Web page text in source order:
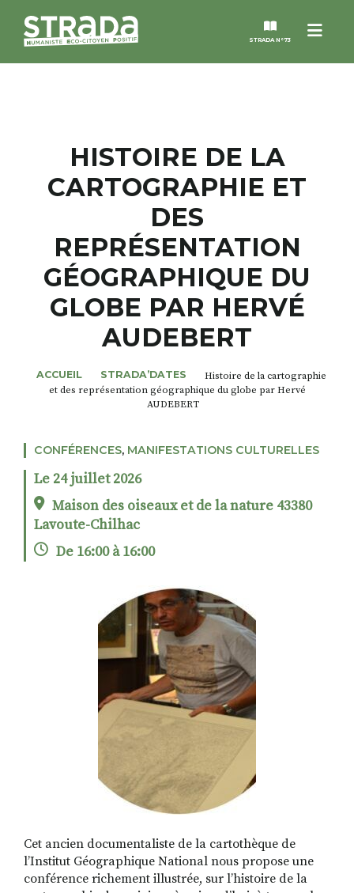
Menu
STRADA N°73
MAGAZINES
NOS THÈMES
STRADA’DATES
ALTER STRADA
ROSÉE DE MAI
HISTOIRE DE LA
CARTOGRAPHIE ET
DES
REPRÉSENTATION
GÉOGRAPHIQUE DU
GLOBE PAR HERVÉ
AUDEBERT
ACCUEIL STRADA’DATES
Histoire de la cartographie
et des représentation géographique du globe par Hervé
AUDEBERT
CONFÉRENCES, MANIFESTATIONS CULTURELLES
Le 24 juillet 2026
Maison des oiseaux et de la nature 43380
Lavoute-Chilhac
De 16:00 à 16:00
Cet ancien documentaliste de la cartothèque de
l’Institut Géographique National nous propose une
conférence richement illustrée, sur l’histoire de la